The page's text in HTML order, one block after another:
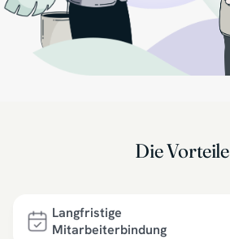
Die Vorteile
Langfristige
Mitarbeiterbindung